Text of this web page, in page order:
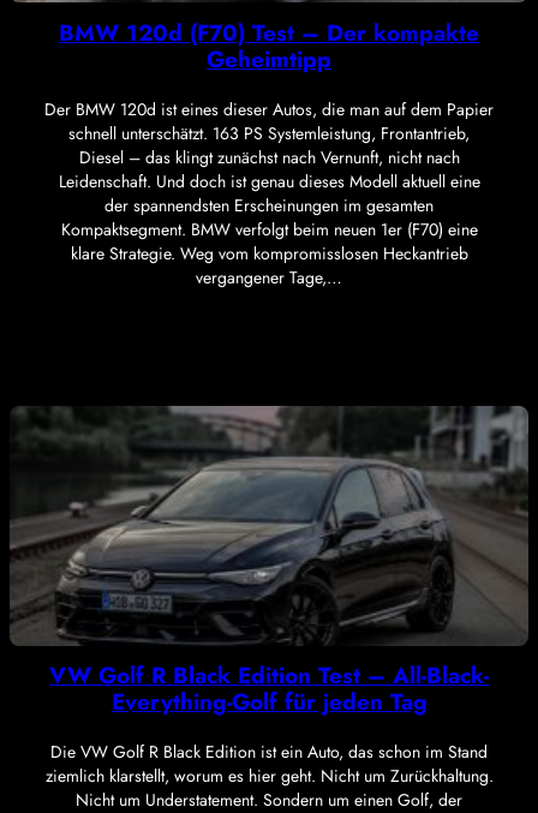
BMW 120d (F70) Test – Der kompakte
Geheimtipp
Der BMW 120d ist eines dieser Autos, die man auf dem Papier
schnell unterschätzt. 163 PS Systemleistung, Frontantrieb,
Diesel – das klingt zunächst nach Vernunft, nicht nach
Leidenschaft. Und doch ist genau dieses Modell aktuell eine
der spannendsten Erscheinungen im gesamten
Kompaktsegment. BMW verfolgt beim neuen 1er (F70) eine
klare Strategie. Weg vom kompromisslosen Heckantrieb
vergangener Tage,…
VW Golf R Black Edition Test – All-Black-
Everything-Golf für jeden Tag
Die VW Golf R Black Edition ist ein Auto, das schon im Stand
ziemlich klarstellt, worum es hier geht. Nicht um Zurückhaltung.
Nicht um Understatement. Sondern um einen Golf, der